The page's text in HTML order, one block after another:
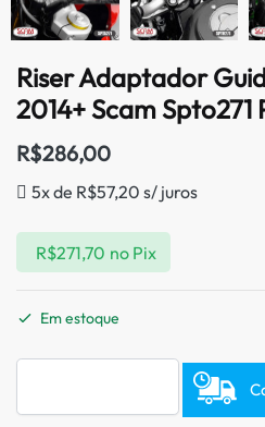
Riser Adaptador
2014+ Scam Spto271
R$286,00
5x de R$57,20 s/ juros
R$271,70 no Pix
Em estoque